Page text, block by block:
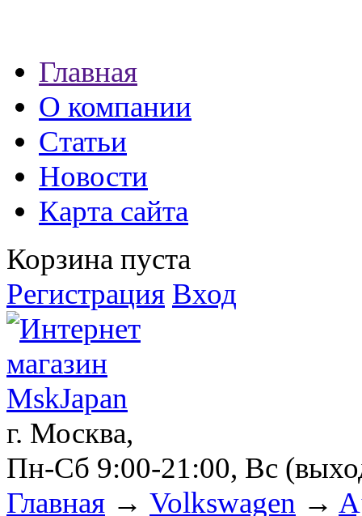
экспресс займы
Главная
О компании
Статьи
Новости
Карта сайта
Корзина пуста
Регистрация Вход
г. Москва,
Пн-Сб 9:00-21:00, Вс
Главная → Volkswagen →